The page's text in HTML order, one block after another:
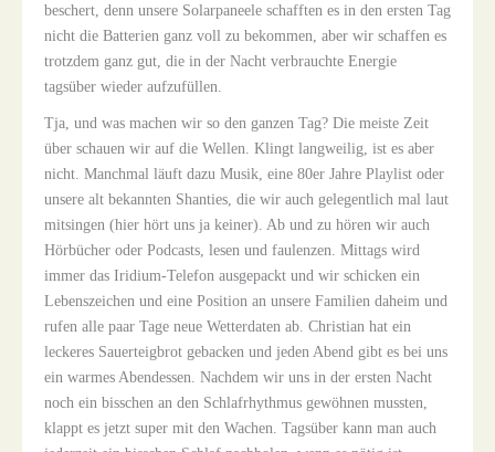
beschert, denn unsere Solarpaneele schafften es in den ersten Tag
nicht die Batterien ganz voll zu bekommen, aber wir schaffen es
trotzdem ganz gut, die in der Nacht verbrauchte Energie
tagsüber wieder aufzufüllen.
Tja, und was machen wir so den ganzen Tag? Die meiste Zeit
über schauen wir auf die Wellen. Klingt langweilig, ist es aber
nicht. Manchmal läuft dazu Musik, eine 80er Jahre Playlist oder
unsere alt bekannten Shanties, die wir auch gelegentlich mal laut
mitsingen (hier hört uns ja keiner). Ab und zu hören wir auch
Hörbücher oder Podcasts, lesen und faulenzen. Mittags wird
immer das Iridium-Telefon ausgepackt und wir schicken ein
Lebenszeichen und eine Position an unsere Familien daheim und
rufen alle paar Tage neue Wetterdaten ab. Christian hat ein
leckeres Sauerteigbrot gebacken und jeden Abend gibt es bei uns
ein warmes Abendessen. Nachdem wir uns in der ersten Nacht
noch ein bisschen an den Schlafrhythmus gewöhnen mussten,
klappt es jetzt super mit den Wachen. Tagsüber kann man auch